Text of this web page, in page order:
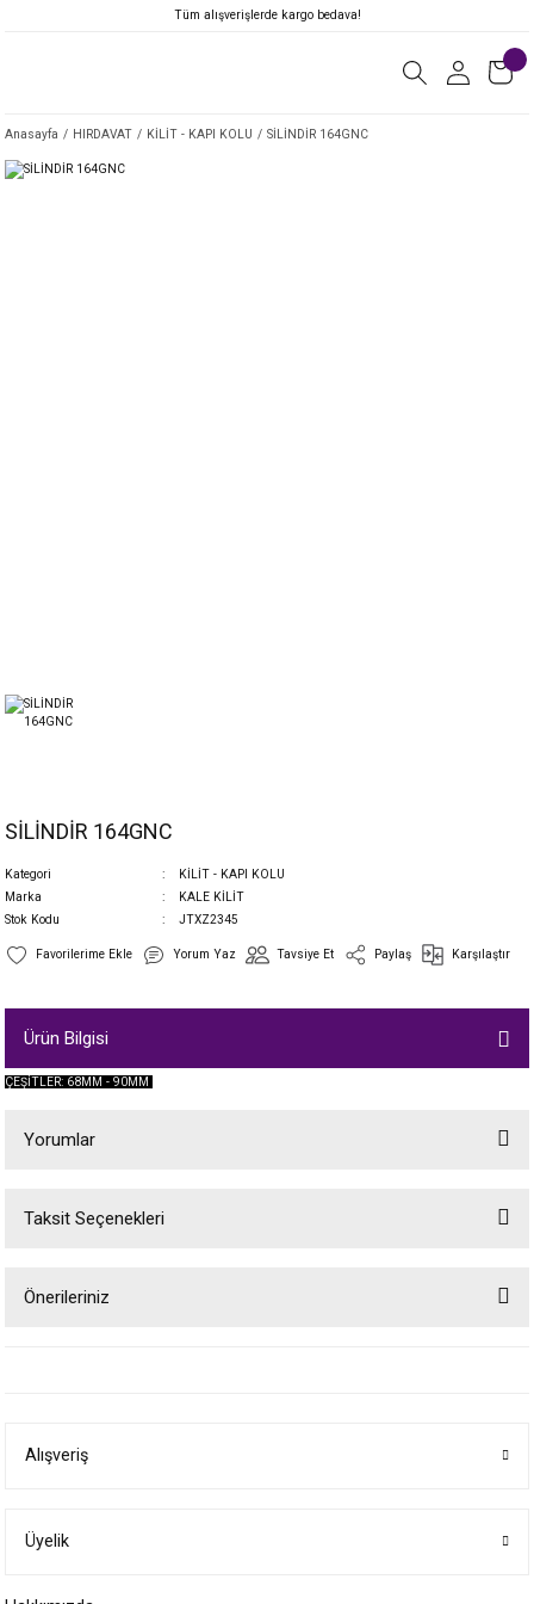
Tüm alışverişlerde kargo bedava!
Anasayfa HIRDAVAT KİLİT - KAPI KOLU SİLİNDİR 164GNC
SİLİNDİR 164GNC
Kategori
KİLİT - KAPI KOLU
Marka
KALE KİLİT
Stok Kodu
JTXZ2345
Yorum Yaz Tavsiye Et Paylaş Karşılaştır
Ürün Bilgisi
ÇEŞİTLER: 68MM - 90MM
Yorumlar
Taksit Seçenekleri
Önerileriniz
Ürün bilgilerinde hatalar bulunuyor.
Alışveriş
Üyelik